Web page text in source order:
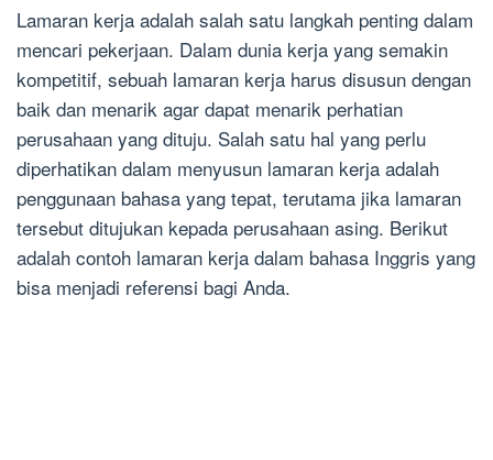
Lamaran kerja adalah salah satu langkah penting dalam
mencari pekerjaan. Dalam dunia kerja yang semakin
kompetitif, sebuah lamaran kerja harus disusun dengan
baik dan menarik agar dapat menarik perhatian
perusahaan yang dituju. Salah satu hal yang perlu
diperhatikan dalam menyusun lamaran kerja adalah
penggunaan bahasa yang tepat, terutama jika lamaran
tersebut ditujukan kepada perusahaan asing. Berikut
adalah contoh lamaran kerja dalam bahasa Inggris yang
bisa menjadi referensi bagi Anda.